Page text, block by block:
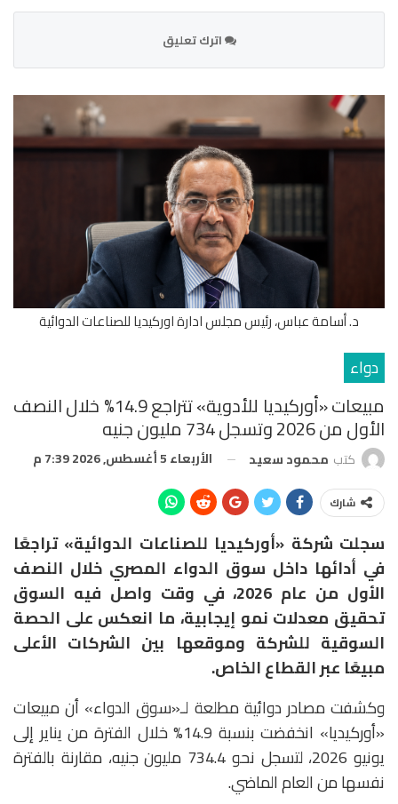
اترك تعليق
د. أسامة عباس، رئيس مجلس ادارة اوركيديا للصناعات الدوائية
دواء
مبيعات «أوركيديا للأدوية» تتراجع 14.9% خلال النصف
الأول من 2026 وتسجل 734 مليون جنيه
كتب محمود سعيد الأربعاء 5 أغسطس, 2026 7:39 م
شارك
سجلت شركة «أوركيديا للصناعات الدوائية» تراجعًا
في أدائها داخل سوق الدواء المصري خلال النصف
الأول من عام 2026، في وقت واصل فيه السوق
تحقيق معدلات نمو إيجابية، ما انعكس على الحصة
السوقية للشركة وموقعها بين الشركات الأعلى
مبيعًا عبر القطاع الخاص.
وكشفت مصادر دوائية مطلعة لـ«سوق الدواء» أن مبيعات
«أوركيديا» انخفضت بنسبة 14.9% خلال الفترة من يناير إلى
يونيو 2026، لتسجل نحو 734.4 مليون جنيه، مقارنة بالفترة
نفسها من العام الماضي.